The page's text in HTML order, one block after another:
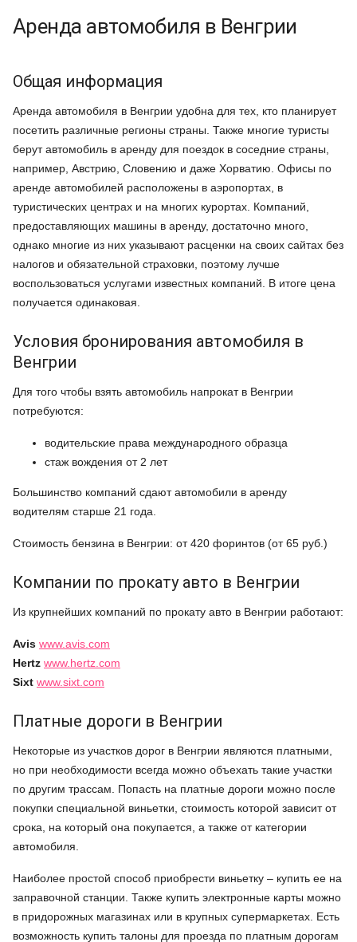
Аренда автомобиля в Венгрии
Общая информация
Аренда автомобиля в Венгрии удобна для тех, кто планирует
посетить различные регионы страны. Также многие туристы
берут автомобиль в аренду для поездок в соседние страны,
например, Австрию, Словению и даже Хорватию. Офисы по
аренде автомобилей расположены в аэропортах, в
туристических центрах и на многих курортах. Компаний,
предоставляющих машины в аренду, достаточно много,
однако многие из них указывают расценки на своих сайтах без
налогов и обязательной страховки, поэтому лучше
воспользоваться услугами известных компаний. В итоге цена
получается одинаковая.
Условия бронирования автомобиля в
Венгрии
Для того чтобы взять автомобиль напрокат в Венгрии
потребуются:
водительские права международного образца
стаж вождения от 2 лет
Большинство компаний сдают автомобили в аренду
водителям старше 21 года.
Стоимость бензина в Венгрии: от 420 форинтов (от 65 руб.)
Компании по прокату авто в Венгрии
Из крупнейших компаний по прокату авто в Венгрии работают:
Avis www.avis.com
Hertz www.hertz.com
Sixt www.sixt.com
Платные дороги в Венгрии
Некоторые из участков дорог в Венгрии являются платными,
но при необходимости всегда можно объехать такие участки
по другим трассам. Попасть на платные дороги можно после
покупки специальной виньетки, стоимость которой зависит от
срока, на который она покупается, а также от категории
автомобиля.
Наиболее простой способ приобрести виньетку – купить ее на
заправочной станции. Также купить электронные карты можно
в придорожных магазинах или в крупных супермаркетах. Есть
возможность купить талоны для проезда по платным дорогам